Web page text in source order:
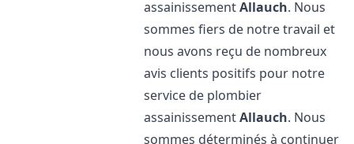
assainissementAllauch. Nous
sommes fiers de notre travail et
nous avons reçu de nombreux
avis clients positifs pour notre
service de plombier
assainissementAllauch. Nous
sommes déterminés à continuer